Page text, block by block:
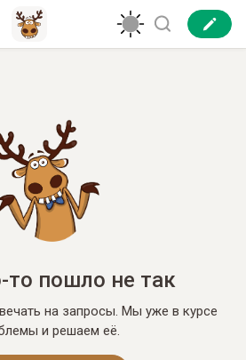
то пошло не так
на запросы. Мы уже в курсе
и решаем её.